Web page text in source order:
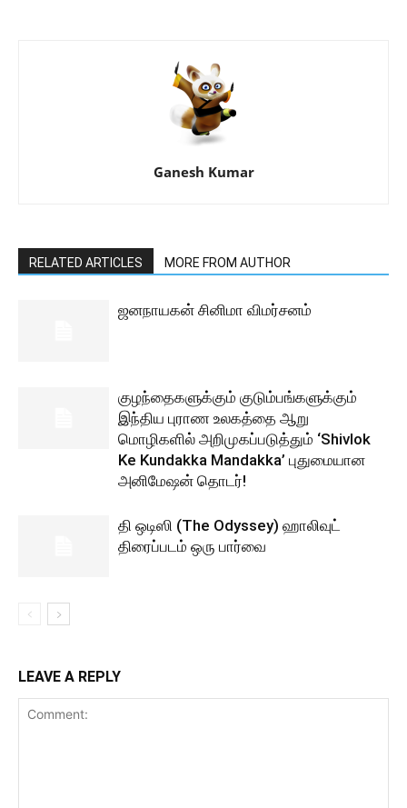
Ganesh Kumar
RELATED ARTICLES MORE FROM AUTHOR
ஜனநாயகன் சினிமா விமர்சனம்
குழந்தைகளுக்கும் குடும்பங்களுக்கும்
இந்திய புராண உலகத்தை ஆறு
மொழிகளில் அறிமுகப்படுத்தும் ‘Shivlok
Ke Kundakka Mandakka’ புதுமையான
அனிமேஷன் தொடர்!
தி ஒடிஸி (The Odyssey) ஹாலிவுட்
திரைப்படம் ஒரு பார்வை
LEAVE A REPLY